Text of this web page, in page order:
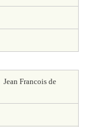
Jean Francois de